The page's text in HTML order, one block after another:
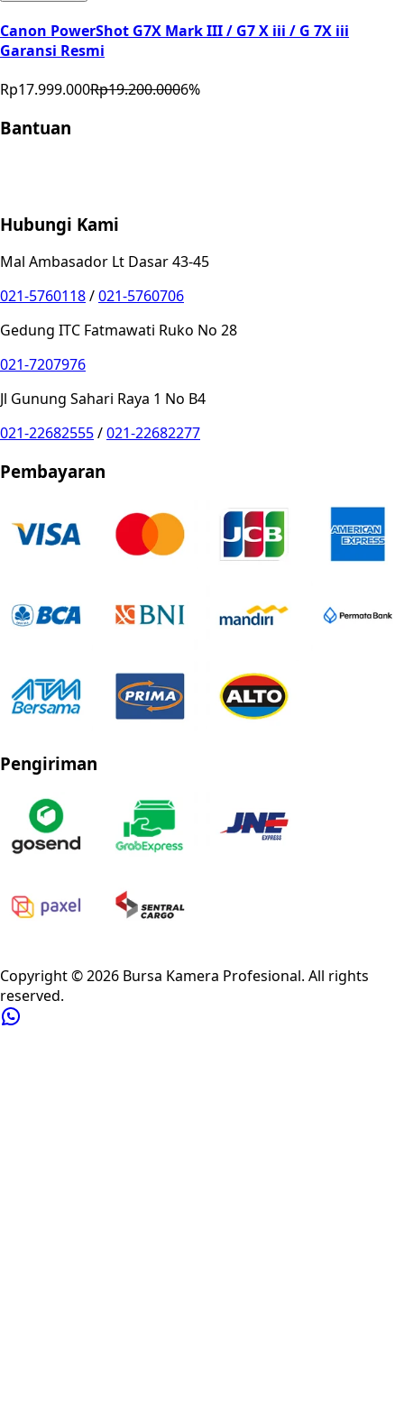
Canon PowerShot G7X Mark III / G7 X iii / G 7X iii
Garansi Resmi
Rp17.999.000Rp19.200.0006%
Bantuan
Hubungi Kami
Mal Ambasador Lt Dasar 43-45
021-5760118/021-5760706
Gedung ITC Fatmawati Ruko No 28
021-7207976
Jl Gunung Sahari Raya 1 No B4
021-22682555/021-22682277
Pembayaran
Pengiriman
Copyright ©2026 Bursa Kamera Profesional. All rights
reserved.